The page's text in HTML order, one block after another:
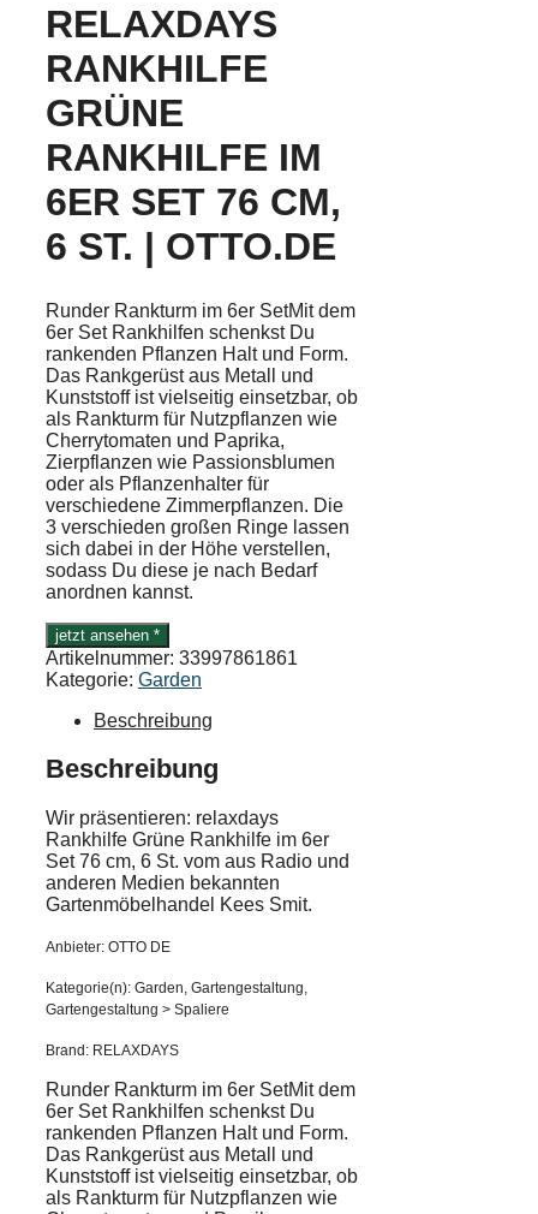
RELAXDAYS
RANKHILFE
GRÜNE
RANKHILFE IM
6ER SET 76 CM,
6 ST. | OTTO.DE
Runder Rankturm im 6er SetMit dem
6er Set Rankhilfen schenkst Du
rankenden Pflanzen Halt und Form.
Das Rankgerüst aus Metall und
Kunststoff ist vielseitig einsetzbar, ob
als Rankturm für Nutzpflanzen wie
Cherrytomaten und Paprika,
Zierpflanzen wie Passionsblumen
oder als Pflanzenhalter für
verschiedene Zimmerpflanzen. Die
3 verschieden großen Ringe lassen
sich dabei in der Höhe verstellen,
sodass Du diese je nach Bedarf
anordnen kannst.
jetzt ansehen *
Artikelnummer: 33997861861
Kategorie: Garden
Beschreibung
Beschreibung
Wir präsentieren: relaxdays
Rankhilfe Grüne Rankhilfe im 6er
Set 76 cm, 6 St. vom aus Radio und
anderen Medien bekannten
Gartenmöbelhandel Kees Smit.
Anbieter: OTTO DE
Kategorie(n): Garden, Gartengestaltung,
Gartengestaltung > Spaliere
Brand: RELAXDAYS
Runder Rankturm im 6er SetMit dem
6er Set Rankhilfen schenkst Du
rankenden Pflanzen Halt und Form.
Das Rankgerüst aus Metall und
Kunststoff ist vielseitig einsetzbar, ob
als Rankturm für Nutzpflanzen wie